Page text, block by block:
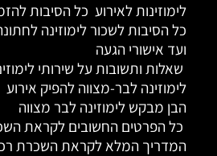
לימוזינות לאירוע כל הסיבות
כל הסיבות לשכור לימוזינה
ועד אישורי הגעה
שאלות ותשובות על שירותי
לימוזינה לבר-מצווה להפיק אירוע
הבן מבקש לימוזינה לבר מצווה
כל הפרטים החשובים לקראת
המדריך המלא לקראת השכרת